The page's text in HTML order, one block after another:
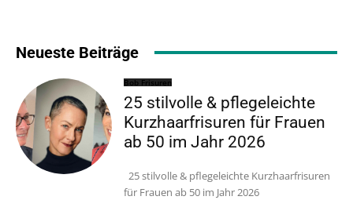
Neueste Beiträge
Bob Frisuren
25 stilvolle & pflegeleichte
Kurzhaarfrisuren für Frauen
ab 50 im Jahr 2026
25 stilvolle & pflegeleichte Kurzhaarfrisuren
für Frauen ab 50 im Jahr 2026